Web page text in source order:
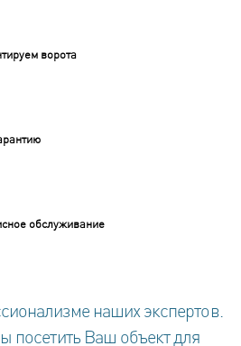
ворота
обслуживание
наших экспертов.
посетить Ваш объект для